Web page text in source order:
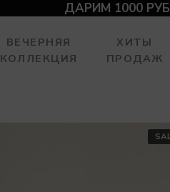
ДАРИМ 1000
ВЕЧЕРНЯЯ
КОЛЛЕКЦИЯ
ХИТЫ
ПРОДАЖ